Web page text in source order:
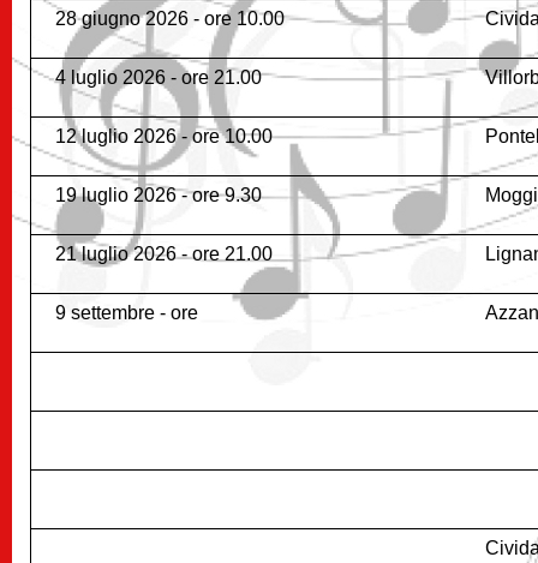
28 giugno 2026 - ore 10.00
4 luglio 2026 - ore 21.00
12 luglio 2026 - ore 10.00
19 luglio 2026 - ore 9.30
21 luglio 2026 - ore 21.00
9 settembre - ore